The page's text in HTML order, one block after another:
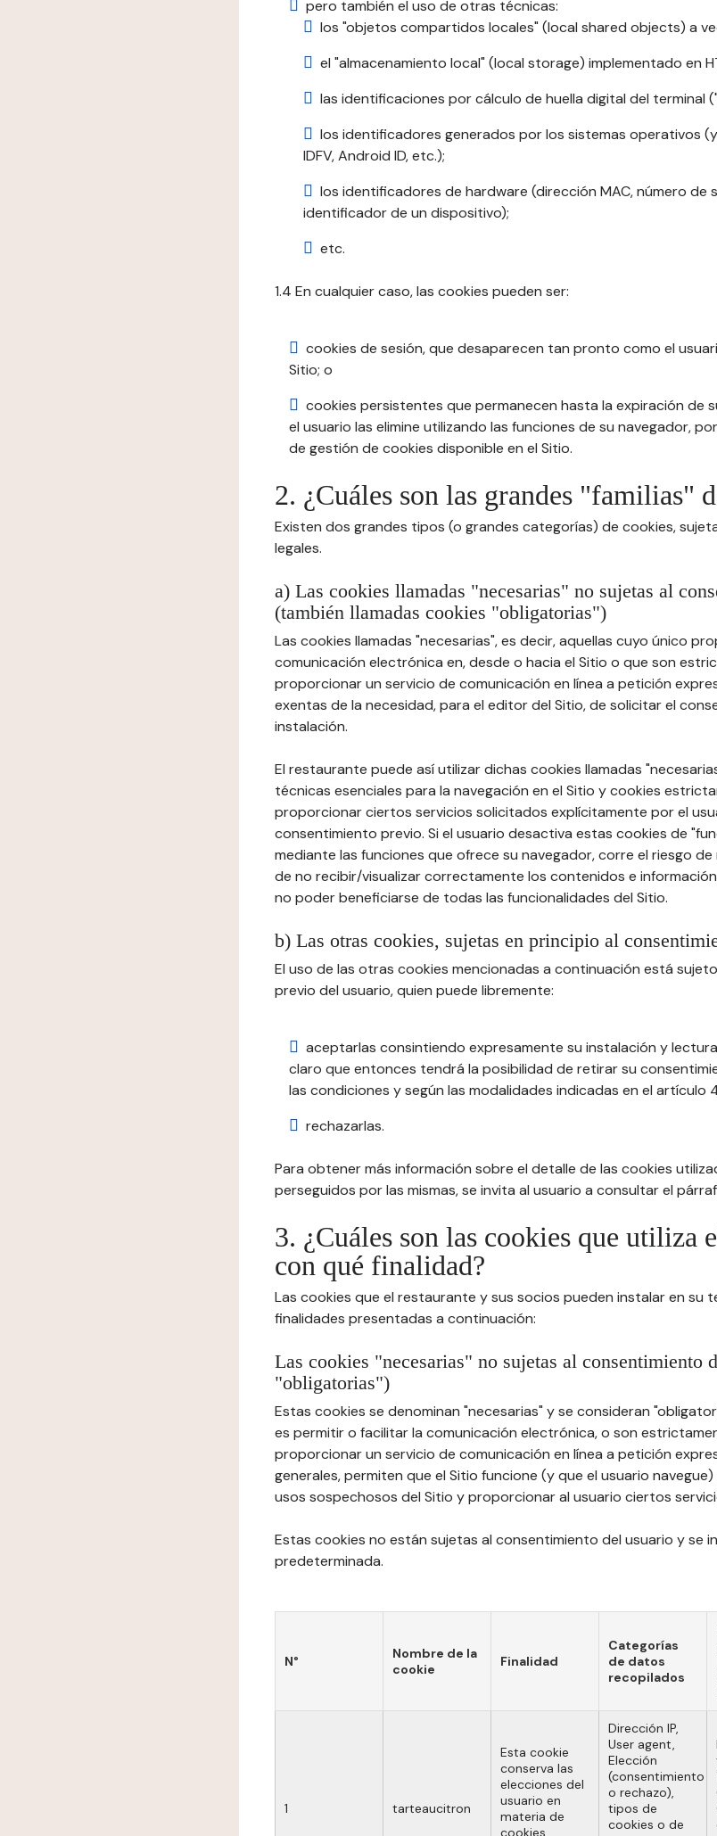
pero también el uso de otras técnicas:
los "objetos compartidos locales" (local shared objects) a
el "almacenamiento local" (local storage) implementado en
las identificaciones por cálculo de huella digital del terminal
los identificadores generados por los sistemas operativos
IDFV, Android ID, etc.);
los identificadores de hardware (dirección MAC, número de
identificador de un dispositivo);
etc.
1.4 En cualquier caso, las cookies pueden ser:
cookies de sesión, que desaparecen tan pronto como el
Sitio; o
cookies persistentes que permanecen hasta la expiración de
el usuario las elimine utilizando las funciones de su navegador,
de gestión de cookies disponible en el Sitio.
2. ¿Cuáles son las grandes "familias"
Existen dos grandes tipos (o grandes categorías) de cookies,
legales.
a) Las cookies llamadas "necesarias" no sujetas al
(también llamadas cookies "obligatorias")
Las cookies llamadas "necesarias", es decir, aquellas cuyo único
comunicación electrónica en, desde o hacia el Sitio o que son
proporcionar un servicio de comunicación en línea a petición
exentas de la necesidad, para el editor del Sitio, de solicitar el
instalación.
El restaurante puede así utilizar dichas cookies llamadas
técnicas esenciales para la navegación en el Sitio y cookies
proporcionar ciertos servicios solicitados explícitamente por el
consentimiento previo. Si el usuario desactiva estas cookies de
mediante las funciones que ofrece su navegador, corre el riesgo
de no recibir/visualizar correctamente los contenidos e
no poder beneficiarse de todas las funcionalidades del Sitio.
b) Las otras cookies, sujetas en principio al
El uso de las otras cookies mencionadas a continuación está
previo del usuario, quien puede libremente:
aceptarlas consintiendo expresamente su instalación y
claro que entonces tendrá la posibilidad de retirar su
las condiciones y según las modalidades indicadas en el artículo
rechazarlas.
Para obtener más información sobre el detalle de las cookies
perseguidos por las mismas, se invita al usuario a consultar el
3. ¿Cuáles son las cookies que utiliza
con qué finalidad?
Las cookies que el restaurante y sus socios pueden instalar en su
finalidades presentadas a continuación:
Las cookies "necesarias" no sujetas al consentimiento
"obligatorias")
Estas cookies se denominan "necesarias" y se consideran
es permitir o facilitar la comunicación electrónica, o son
proporcionar un servicio de comunicación en línea a petición
generales, permiten que el Sitio funcione (y que el usuario
usos sospechosos del Sitio y proporcionar al usuario ciertos
Estas cookies no están sujetas al consentimiento del usuario y se
predeterminada.
N°
Nombre de la
cookie
Finalidad
Categorías
de datos
recopilados
1 tarteaucitron
Esta cookie
conserva las
elecciones del
usuario en
materia de
cookies
Dirección IP,
User agent,
Elección
(consentimiento
o rechazo),
tipos de
cookies o de